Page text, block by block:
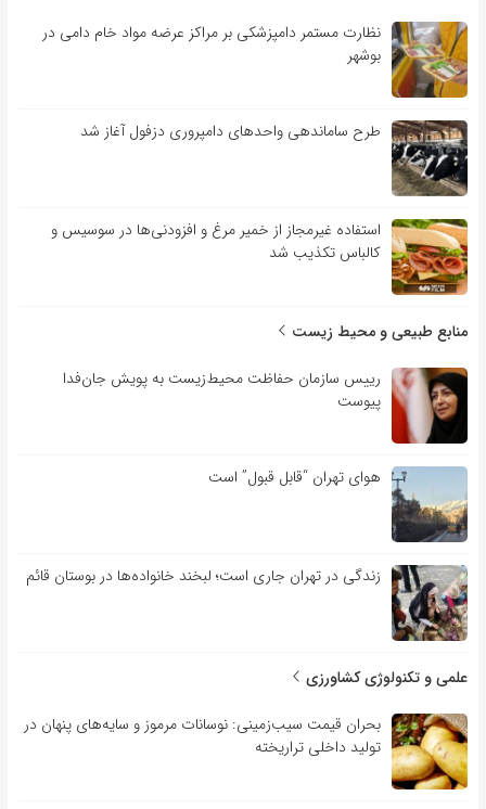
نظارت مستمر دامپزشکی بر مراکز عرضه مواد خام دامی در
بوشهر
طرح ساماندهی واحدهای دامپروری دزفول آغاز شد
استفاده غیرمجاز از خمیر مرغ و افزودنی‌ها در سوسیس و
کالباس تکذیب شد
منابع طبیعی و محیط زیست
رییس سازمان حفاظت محیط‌زیست به پویش جان‌فدا
پیوست
هوای تهران “قابل قبول” است
زندگی در تهران جاری است؛ لبخند خانواده‌ها در بوستان قائم
علمی و تکنولوژی کشاورزی
بحران قیمت سیب‌زمینی: نوسانات مرموز و سایه‌های پنهان در
تولید داخلی تراریخته